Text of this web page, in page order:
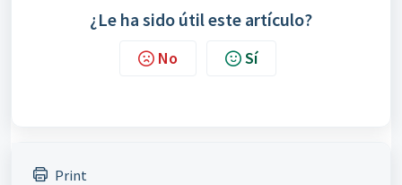
¿Le ha sido útil este artículo?
No Sí
Print